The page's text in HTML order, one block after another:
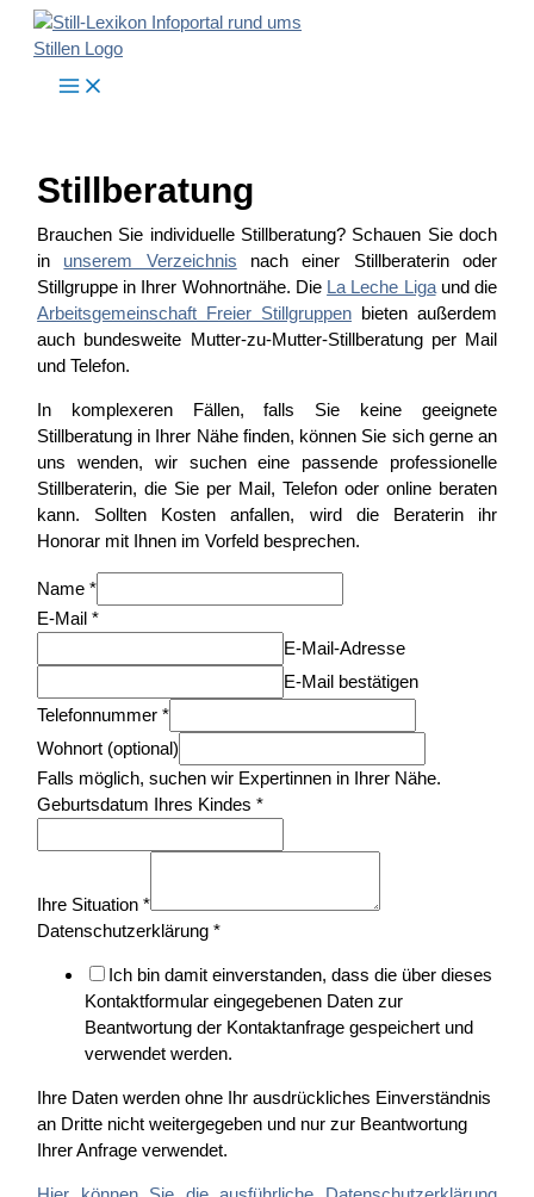
Zum
Inhalt
Stillberatung
Brauchen Sie individuelle Stillberatung? Schauen Sie doch
in unserem Verzeichnis nach einer Stillberaterin oder
Stillgruppe in Ihrer Wohnortnähe. Die La Leche Ligaund die
Arbeitsgemeinschaft Freier Stillgruppen bieten außerdem
auch bundesweite Mutter-zu-Mutter-Stillberatung per Mail
und Telefon.
In komplexeren Fällen, falls Sie keine geeignete
Stillberatung in Ihrer Nähe finden, können Sie sich gerne an
uns wenden, wir suchen eine passende professionelle
Stillberaterin, die Sie per Mail, Telefon oder online beraten
kann. Sollten Kosten anfallen, wird die Beraterin ihr
Honorar mit Ihnen im Vorfeld besprechen.
Name*
E-Mail*
E-Mail-Adresse
E-Mail bestätigen
Telefonnummer*
Wohnort (optional)
Falls möglich, suchen wir Expertinnen in Ihrer Nähe.
Geburtsdatum Ihres Kindes*
Ihre Situation*
Datenschutzerklärung*
Ich bin damit einverstanden, dass die über dieses
Kontaktformular eingegebenen Daten zur
Beantwortung der Kontaktanfrage gespeichert und
verwendet werden.
Ihre Daten werden ohne Ihr ausdrückliches Einverständnis
an Dritte nicht weitergegeben und nur zur Beantwortung
Ihrer Anfrage verwendet.